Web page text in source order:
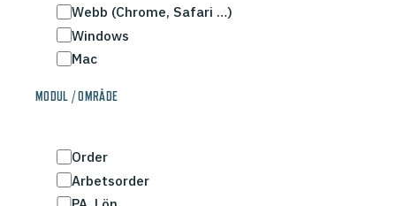
Webb (Chrome, Safari …)
Windows
Mac
MODUL / OMRÅDE
Order
Arbetsorder